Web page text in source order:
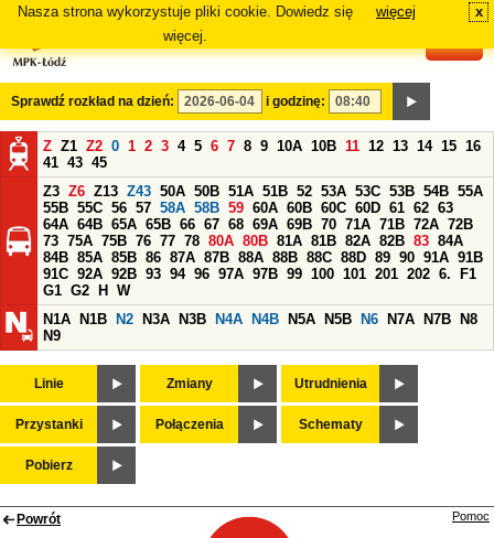
Nasza strona wykorzystuje pliki cookie. Dowiedz się
więcej.
więcej x
Sprawdź rozkład na dzień: i godzinę:
Z Z1 Z2 0 1 2 3 4 5 6 7 8 9 10A 10B 11 12 13 14 15 16
41 43 45
Z3 Z6 Z13 Z43 50A 50B 51A 51B 52 53A 53C 53B 54B 55A
55B 55C 56 57 58A 58B 59 60A 60B 60C 60D 61 62 63
64A 64B 65A 65B 66 67 68 69A 69B 70 71A 71B 72A 72B
73 75A 75B 76 77 78 80A 80B 81A 81B 82A 82B 83 84A
84B 85A 85B 86 87A 87B 88A 88B 88C 88D 89 90 91A 91B
91C 92A 92B 93 94 96 97A 97B 99 100 101 201 202 6.
F1
G1 G2 H
W
N1A
N1B N2 N3A N3B N4A N4B N5A N5B N6 N7A N7B
N8
N9
Linie Zmiany Utrudnienia
Przystanki Połączenia Schematy
Pobierz
Powrót Pomoc